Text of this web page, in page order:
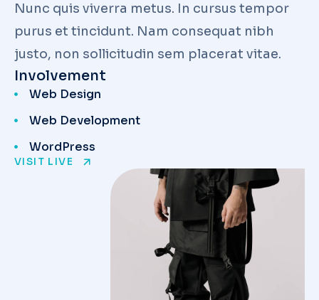
Nunc quis viverra metus. In cursus tempor
purus et tincidunt. Nam consequat nibh
justo, non sollicitudin sem placerat vitae.
Involvement
Web Design
Web Development
WordPress
VISIT LIVE